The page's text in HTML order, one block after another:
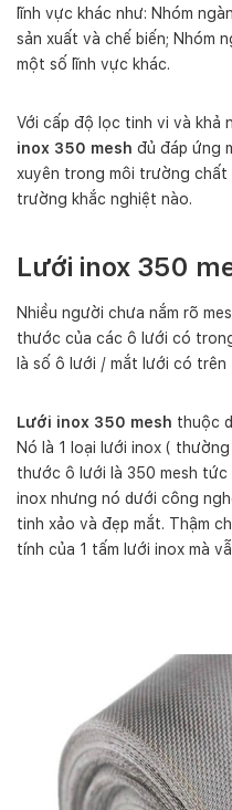
ố
l
ư
g
lĩnh vực khác như: Nhóm
sản xuất và chế biến; Nhóm
một số lĩnh vực khác.
Với cấp độ lọc tinh vi và khả
inox 350 mesh đủ đáp ứng
xuyên trong môi trường chất
trường khắc nghiệt nào.
Lưới inox 350
Nhiều người chưa nắm rõ
thước của các ô lưới có
là số ô lưới / mắt lưới có trên
Lưới inox 350 mesh thuộc
Nó là 1 loại lưới inox (
thước ô lưới là 350 mesh tức
inox nhưng nó dưới công
tinh xảo và đẹp mắt. Thậm
tính của 1 tấm lưới inox mà